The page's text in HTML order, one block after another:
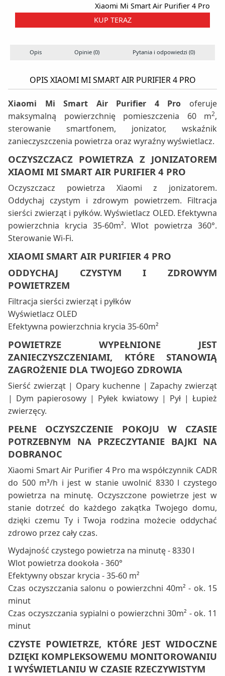
Xiaomi Mi Smart Air Purifier 4 Pro
KUP TERAZ
Opis Opinie (0) Pytania i odpowiedzi (0)
OPIS XIAOMI MI SMART AIR PURIFIER 4 PRO
Xiaomi Mi Smart Air Purifier 4 Pro oferuje
maksymalną powierzchnię pomieszczenia 60 m2,
sterowanie smartfonem, jonizator, wskaźnik
zanieczyszczenia powietrza oraz wyraźny wyświetlacz.
OCZYSZCZACZ POWIETRZA Z JONIZATOREM
XIAOMI MI SMART AIR PURIFIER 4 PRO
Oczyszczacz powietrza Xiaomi z jonizatorem.
Oddychaj czystym i zdrowym powietrzem. Filtracja
sierści zwierząt i pyłków. Wyświetlacz OLED. Efektywna
powierzchnia krycia 35-60m². Wlot powietrza 360°.
Sterowanie Wi-Fi.
XIAOMI SMART AIR PURIFIER 4 PRO
ODDYCHAJ CZYSTYM I ZDROWYM
POWIETRZEM
Filtracja sierści zwierząt i pyłków
Wyświetlacz OLED
Efektywna powierzchnia krycia 35-60m²
POWIETRZE WYPEŁNIONE JEST
ZANIECZYSZCZENIAMI, KTÓRE STANOWIĄ
ZAGROŻENIE DLA TWOJEGO ZDROWIA
Sierść zwierząt | Opary kuchenne | Zapachy zwierząt
| Dym papierosowy | Pyłek kwiatowy | Pył | Łupież
zwierzęcy.
PEŁNE OCZYSZCZENIE POKOJU W CZASIE
POTRZEBNYM NA PRZECZYTANIE BAJKI NA
DOBRANOC
Xiaomi Smart Air Purifier 4 Pro ma współczynnik CADR
do 500 m³/h i jest w stanie uwolnić 8330 l czystego
powietrza na minutę. Oczyszczone powietrze jest w
stanie dotrzeć do każdego zakątka Twojego domu,
dzięki czemu Ty i Twoja rodzina możecie oddychać
zdrowo przez cały czas.
Wydajność czystego powietrza na minutę - 8330 l
Wlot powietrza dookoła - 360°
Efektywny obszar krycia - 35-60 m²
Czas oczyszczania salonu o powierzchni 40m² - ok. 15
minut
Czas oczyszczania sypialni o powierzchni 30m² - ok. 11
minut
CZYSTE POWIETRZE, KTÓRE JEST WIDOCZNE
DZIĘKI KOMPLEKSOWEMU MONITOROWANIU
I WYŚWIETLANIU W CZASIE RZECZYWISTYM